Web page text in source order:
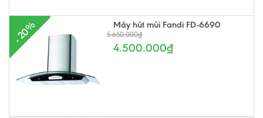
- 20% Máy hút mùi Fandi FD-6690
5.650.000₫
4.500.000₫